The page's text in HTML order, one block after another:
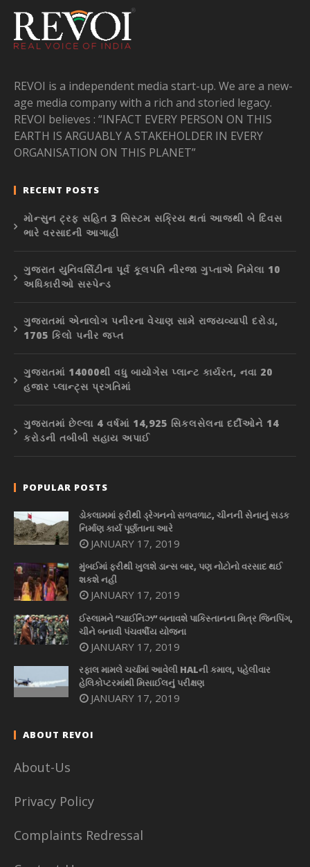
REVOI is a independent media start-up. We are a new-
age media company with a rich and storied legacy.
REVOI believes : “INFACT EVERY PERSON ON THIS
EARTH IS ARGUABLY A STAKEHOLDER IN EVERY
ORGANISATION ON THIS PLANET”
RECENT POSTS
મોન્સુન ટ્રફ સહિત 3 સિસ્ટમ સક્રિય થતાં આજથી બે દિવસ
ભારે વરસાદની આગાહી
ગુજરાત યુનિવર્સિટીના પૂર્વ કૂલપતિ નીરજા ગુપ્તાએ નિમેલા 10
અધિકારીઓ સસ્પેન્ડ
ગુજરાતમાં એનાલોગ પનીરના વેચાણ સામે રાજ્યવ્યાપી દરોડા,
1705 કિલો પનીર જપ્ત
ગુજરાતમાં 14000થી વધુ બાયોગેસ પ્લાન્ટ કાર્યરત, નવા 20
હજાર પ્લાન્ટ્સ પ્રગતિમાં
ગુજરાતમાં છેલ્લા 4 વર્ષમાં 14,925 સિકલસેલના દર્દીઓને 14
કરોડની તબીબી સહાય અપાઈ
POPULAR POSTS
ડોકલામમાં ફરીથી ડ્રેગનનો સળવળાટ, ચીનની સેનાનું સડક
નિર્માણ કાર્ય પૂર્ણતાના આરે
JANUARY 17, 2019
મુંબઈમાં ફરીથી ખુલશે ડાન્સ બાર, પણ નોટોનો વરસાદ થઈ
શકશે નહીં
JANUARY 17, 2019
ઈસ્લામને “ચાઈનિઝ” બનાવશે પાકિસ્તાનના મિત્ર જિનપિંગ,
ચીને બનાવી પંચવર્ષીય યોજના
JANUARY 17, 2019
રફાલ મામલે ચર્ચામાં આવેલી HALની કમાલ, પહેલીવાર
હેલિકોપ્ટરમાંથી મિસાઈલનું પરીક્ષણ
JANUARY 17, 2019
ABOUT REVOI
About-Us
Privacy Policy
Complaints Redressal